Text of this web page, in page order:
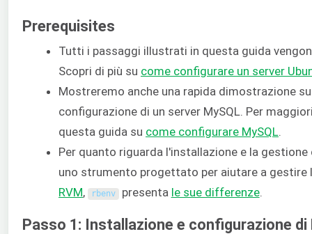
Prerequisites
Tutti i passaggi illustrati in questa guida
Scopri di più su come configurare un server
Mostreremo anche una rapida dimostrazione
configurazione di un server MySQL. Per
questa guida su come configurare MySQL.
Per quanto riguarda l'installazione e la
uno strumento progettato per aiutare a gestire
RVM, rbenv presenta le sue differenze.
Passo 1: Installazione e configurazione di